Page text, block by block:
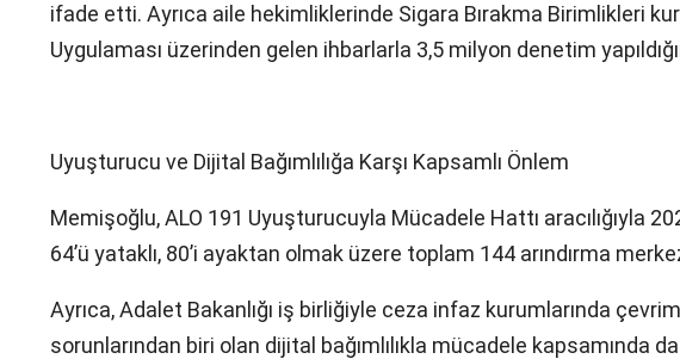
ifade etti. Ayrıca aile hekimliklerinde Sigara Bırakma Birimlikleri
Uygulaması üzerinden gelen ihbarlarla 3,5 milyon denetim
Uyuşturucu ve Dijital Bağımlılığa Karşı Kapsamlı Önlem
Memişoğlu, ALO 191 Uyuşturucuyla Mücadele Hattı aracılığıyla
64’ü yataklı, 80’i ayaktan olmak üzere toplam 144 arındırma
Ayrıca, Adalet Bakanlığı iş birliğiyle ceza infaz kurumlarında
sorunlarından biri olan dijital bağımlılıkla mücadele kapsamında